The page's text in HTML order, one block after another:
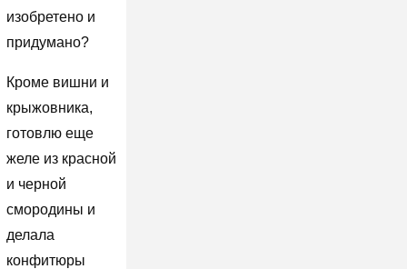
изобретено и
придумано?
Кроме вишни и
крыжовника,
готовлю еще
желе из красной
и черной
смородины и
делала
конфитюры